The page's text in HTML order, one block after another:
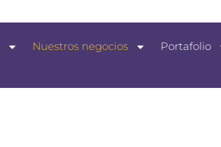
Nuestros negocios Portafolio